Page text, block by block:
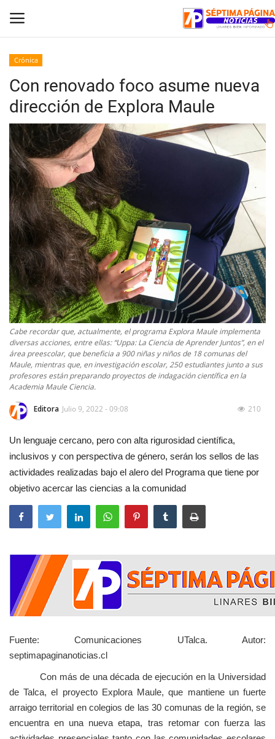
Inicio
Crónica
Policial
Tribunales
Deporte
Política
Espectáculos
Crónica
Con renovado foco asume nueva
dirección de Explora Maule
Cabe recordar que, actualmente, el programa Explora Maule implementa
diversas acciones, entre ellas: “Uppa: La Ciencia de Aprender Juntos”, en el
área preescolar, que beneficia a 900 niñas y niños de 18 comunas del
Maule, mientras que, en investigación escolar, 250 estudiantes junto a sus
profesores están preparando proyectos de indagación científica en la
Academia Maule Ciencia.
Editora Julio 9, 2022 - 09:08 210
Un lenguaje cercano, pero con alta rigurosidad científica,
inclusivos y con perspectiva de género, serán los sellos de las
actividades realizadas bajo el alero del Programa que tiene por
objetivo acercar las ciencias a la comunidad
Fuente: Comunicaciones UTalca. Autor:
septimapaginanoticias.cl
Con más de una década de ejecución en la Universidad
de Talca, el proyecto Explora Maule, que mantiene un fuerte
arraigo territorial en colegios de las 30 comunas de la región, se
encuentra en una nueva etapa, tras retomar con fuerza las